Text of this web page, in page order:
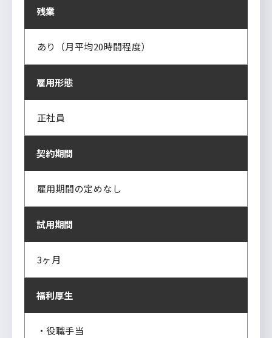
残業
あり（月平均20時間程度）
雇用形態
正社員
契約期間
雇用期間の定めなし
試用期間
3ヶ月
福利厚生
・役職手当